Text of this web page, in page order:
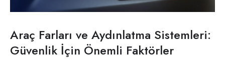
Araç Farları ve Aydınlatma Sistemleri:
Güvenlik İçin Önemli Faktörler